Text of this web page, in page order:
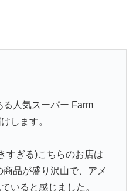
る人気スーパー Farm
します。
すぎる)こちらのお店は
品が盛り沢山で、アメ
いると感じました。